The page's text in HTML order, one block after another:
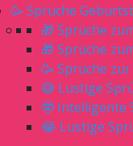
🥳 Sprüche
🎁 Sprüche
🎁 Sprüche
🥳 Sprüche
😅 Lustige
🤓 Intelligente
😂 Lustige